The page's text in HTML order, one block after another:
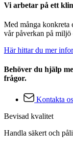
Vi arbetar på ett
Med många konkreta
vår påverkan på
Här hittar du mer
Behöver du hjälp
frågor.
Kontakta
Bevisad kvalitet
Handla säkert och